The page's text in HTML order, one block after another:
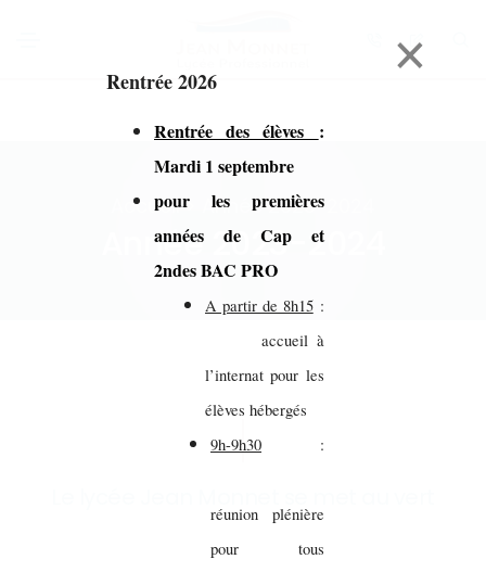
×
Rentrée 2026
Rentrée des élèves :
Mardi 1 septembre
pour les premières
années de Cap et
2ndes BAC PRO
A partir de 8h15:
accueil à
l’internat pour les
élèves hébergés
9h-9h30 :
réunion plénière
pour tous
Accueil > Année 2023-2024
Année 2023-2024